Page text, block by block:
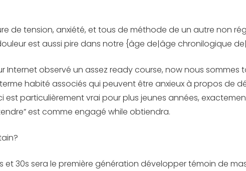
de tension, anxiété, et tous de méthode de un autre non
est aussi pire dans notre {âge de|âge chronilogique
Internet observé un assez ready course, now nous
habité associés qui peuvent être anxieux à propos de
est particulièrement vrai pour plus jeunes années,
est comme engagé while obtiendra.
et 30s sera le première génération développer témoin de